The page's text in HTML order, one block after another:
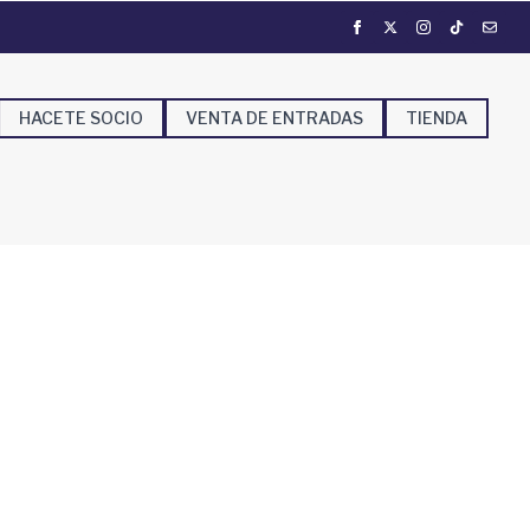
HACETE SOCIO VENTA DE ENTRADAS TIENDA